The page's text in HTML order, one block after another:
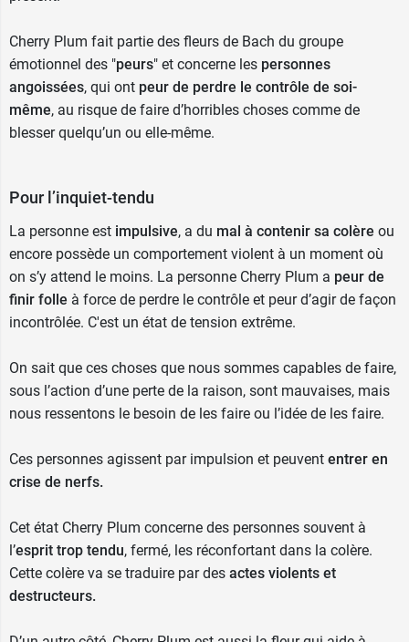
Cherry Plum fait partie des fleurs de Bach du groupe
émotionnel des "peurs" et concerne les personnes
angoissées, qui ont peur de perdre le contrôle de soi-
même, au risque de faire d’horribles choses comme de
blesser quelqu’un ou elle-même.
Pour l’inquiet-tendu
La personne est impulsive, a du mal à contenir sa colère ou
encore possède un comportement violent à un moment où
on s’y attend le moins. La personne Cherry Plum a peur de
finir folle à force de perdre le contrôle et peur d’agir de façon
incontrôlée. C'est un état de tension extrême.
On sait que ces choses que nous sommes capables de faire,
sous l’action d’une perte de la raison, sont mauvaises, mais
nous ressentons le besoin de les faire ou l’idée de les faire.
Ces personnes agissent par impulsion et peuvent entrer en
crise de nerfs.
Cet état Cherry Plum concerne des personnes souvent à
l’esprit trop tendu, fermé, les réconfortant dans la colère.
Cette colère va se traduire par des actes violents et
destructeurs.